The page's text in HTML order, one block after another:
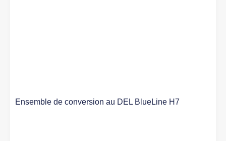
Ensemble de conversion au DEL BlueLine H7